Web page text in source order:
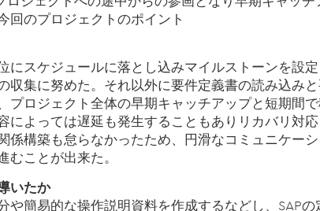
回のプロジェクトのポイント
にスケジュールに落とし込みマイルストーンを設
収集に努めた。それ以外に要件定義書の読み込み
プロジェクト全体の早期キャッチアップと短期間
によっては遅延も発生することもありリカバリ対
係構築も怠らなかったため、円滑なコミュニケー
むことが出来た。
いたか
や簡易的な操作説明資料を作成するなどし、SAP